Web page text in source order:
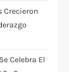
Crecieron
Celebra El